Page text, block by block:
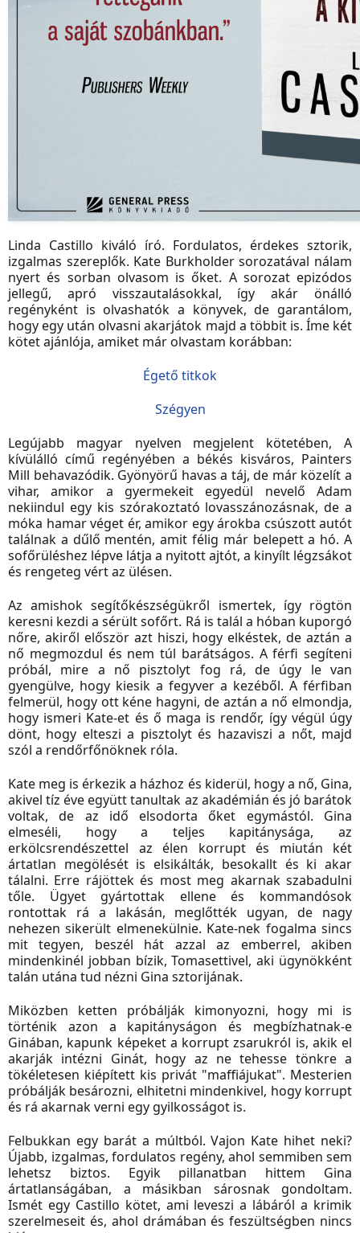
Linda Castillo kiváló író. Fordulatos, érdekes sztorik,
izgalmas szereplők. Kate Burkholder sorozatával nálam
nyert és sorban olvasom is őket. A sorozat epizódos
jellegű, apró visszautalásokkal, így akár önálló
regényként is olvashatók a könyvek, de garantálom,
hogy egy után olvasni akarjátok majd a többit is. Íme két
kötet ajánlója, amiket már olvastam korábban:
Égető titkok
Szégyen
Legújabb magyar nyelven megjelent kötetében, A
kívülálló című regényében a békés kisváros, Painters
Mill behavazódik. Gyönyörű havas a táj, de már közelít a
vihar, amikor a gyermekeit egyedül nevelő Adam
nekiindul egy kis szórakoztató lovasszánozásnak, de a
móka hamar véget ér, amikor egy árokba csúszott autót
találnak a dűlő mentén, amit félig már belepett a hó. A
sofőrüléshez lépve látja a nyitott ajtót, a kinyílt légzsákot
és rengeteg vért az ülésen.
Az amishok segítőkészségükről ismertek, így rögtön
keresni kezdi a sérült sofőrt. Rá is talál a hóban kuporgó
nőre, akiről először azt hiszi, hogy elkéstek, de aztán a
nő megmozdul és nem túl barátságos. A férfi segíteni
próbál, mire a nő pisztolyt fog rá, de úgy le van
gyengülve, hogy kiesik a fegyver a kezéből. A férfiban
felmerül, hogy ott kéne hagyni, de aztán a nő elmondja,
hogy ismeri Kate-et és ő maga is rendőr, így végül úgy
dönt, hogy elteszi a pisztolyt és hazaviszi a nőt, majd
szól a rendőrfőnöknek róla.
Kate meg is érkezik a házhoz és kiderül, hogy a nő, Gina,
akivel tíz éve együtt tanultak az akadémián és jó barátok
voltak, de az idő elsodorta őket egymástól. Gina
elmeséli, hogy a teljes kapitánysága, az
erkölcsrendészettel az élen korrupt és miután két
ártatlan megölését is elsikálták, besokallt és ki akar
tálalni. Erre rájöttek és most meg akarnak szabadulni
tőle. Ügyet gyártottak ellene és kommandósok
rontottak rá a lakásán, meglőtték ugyan, de nagy
nehezen sikerült elmenekülnie. Kate-nek fogalma sincs
mit tegyen, beszél hát azzal az emberrel, akiben
mindenkinél jobban bízik, Tomasettivel, aki ügynökként
talán utána tud nézni Gina sztorijának.
Miközben ketten próbálják kimonyozni, hogy mi is
történik azon a kapitányságon és megbízhatnak-e
Ginában, kapunk képeket a korrupt zsarukról is, akik el
akarják intézni Ginát, hogy az ne tehesse tönkre a
tökéletesen kiépített kis privát "maffiájukat". Mesterien
próbálják besározni, elhitetni mindenkivel, hogy korrupt
és rá akarnak verni egy gyilkosságot is.
Felbukkan egy barát a múltból. Vajon Kate hihet neki?
Újabb, izgalmas, fordulatos regény, ahol semmiben sem
lehetsz biztos. Egyik pillanatban hittem Gina
ártatlanságában, a másikban sárosnak gondoltam.
Ismét egy Castillo kötet, ami leveszi a lábáról a krimik
szerelmeseit és, ahol drámában és feszültségben nincs